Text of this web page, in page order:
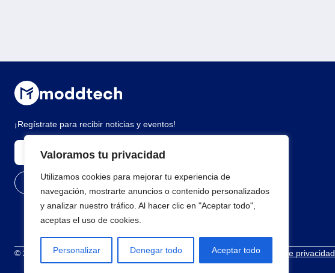
Valoramos tu privacidad
Utilizamos cookies para mejorar tu experiencia de
navegación, mostrarte anuncios o contenido personalizados
y analizar nuestro tráfico. Al hacer clic en "Aceptar todo",
aceptas el uso de cookies.
Personalizar Denegar todo Aceptar todo
¡Regístrate para recibir noticias y eventos!
© 2026 Todos los derechos reservados Términos y condicionesPolítica de privacidad